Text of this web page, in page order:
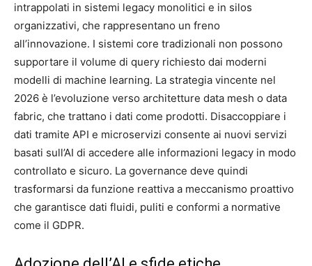
intrappolati in sistemi legacy monolitici e in silos
organizzativi, che rappresentano un freno
all’innovazione. I sistemi core tradizionali non possono
supportare il volume di query richiesto dai moderni
modelli di machine learning. La strategia vincente nel
2026 è l’evoluzione verso architetture data mesh o data
fabric, che trattano i dati come prodotti. Disaccoppiare i
dati tramite API e microservizi consente ai nuovi servizi
basati sull’AI di accedere alle informazioni legacy in modo
controllato e sicuro. La governance deve quindi
trasformarsi da funzione reattiva a meccanismo proattivo
che garantisce dati fluidi, puliti e conformi a normative
come il GDPR.